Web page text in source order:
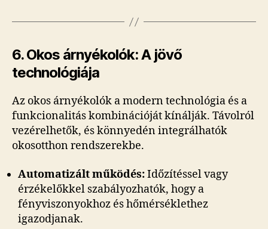
6. Okos árnyékolók: A jövő
technológiája
Az okos árnyékolók a modern technológia és a
funkcionalitás kombinációját kínálják. Távolról
vezérelhetők, és könnyedén integrálhatók
okosotthon rendszerekbe.
Automatizált működés:Időzítéssel vagy
érzékelőkkel szabályozhatók, hogy a
fényviszonyokhoz és hőmérséklethez
igazodjanak.